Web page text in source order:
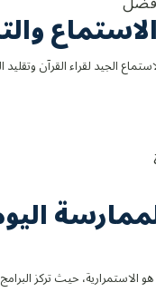
الجيد لقراء القرآن وتقليد
الاستمرارية، حيث تركز